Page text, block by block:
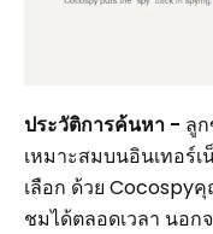
ประวัติการค้นหา - ลู
เหมาะสมบนอินเทอร์
เลือก ด้วย Cocospy
ชมได้ตลอดเวลา นอ